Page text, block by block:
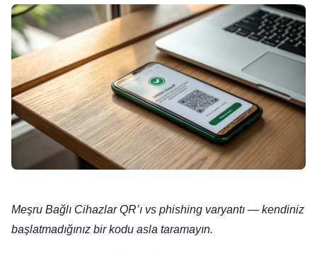
Meşru Bağlı Cihazlar QR’ı vs phishing varyantı — kendiniz
başlatmadığınız bir kodu asla taramayın.